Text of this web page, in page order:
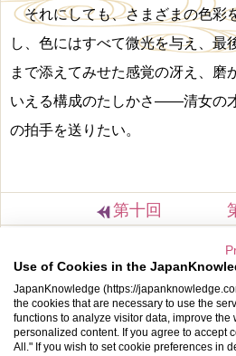
それにしても、さまざまの色彩
し、色にはすべて微光を与え、最
まで添えてみせた感覚の冴え、磨
いえる構成のたしかさ――清女の
の拍手を送りたい。
第十回
クッキーポ
Cookie設
©2001-2026 NetAdvance
Use of Cookies in the
JapanKnowledge (https://
the cookies that are necessary to use the
functions to analyze visitor data, improve the
personalized content. If you agree to accept
All." If you wish to set cookie preferences in